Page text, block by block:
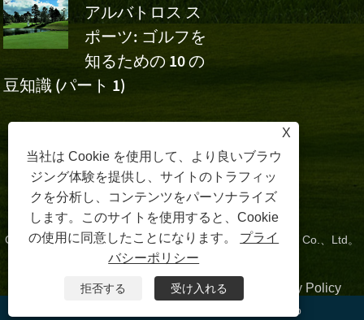
アルバトロス ス
ポーツ: ゴルフを
知るための 10 の
豆知識 (パート 1)
アルバト
Copyright©2024 Zhangzhou Albatross Sports Technology Co.、Ltd。
All Rights Reserved。
|Sitemap RSS|XML| | Privacy Policy
WhatsApp
X
当社は Cookie を使用して、より良いブラウ
ジング体験を提供し、サイトのトラフィッ
クを分析し、コンテンツをパーソナライズ
します。このサイトを使用すると、Cookie
の使用に同意したことになります。 プライ
バシーポリシー
拒否する 受け入れる